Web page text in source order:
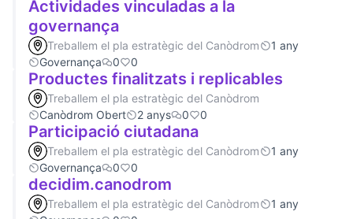
Actividades vinculadas a la
governança
Treballem el pla estratègic del Canòdrom
1 any
Governança
0 0
Productes finalitzats i replicables
Treballem el pla estratègic del Canòdrom
Canòdrom Obert
2 anys 0 0
Participació ciutadana
Treballem el pla estratègic del Canòdrom
1 any
Governança
0 0
decidim.canodrom
Treballem el pla estratègic del Canòdrom
1 any